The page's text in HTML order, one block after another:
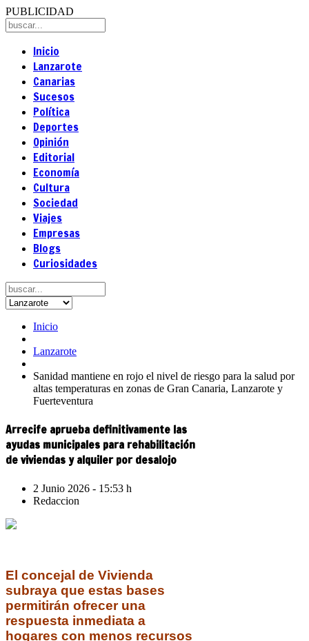
PUBLICIDAD
Inicio
Lanzarote
Canarias
Sucesos
Política
Deportes
Opinión
Editorial
Economía
Cultura
Sociedad
Viajes
Empresas
Blogs
Curiosidades
Inicio
Lanzarote
Sanidad mantiene en rojo el nivel de riesgo para la salud por
altas temperaturas en zonas de Gran Canaria, Lanzarote y
Fuerteventura
Arrecife aprueba definitivamente las
ayudas municipales para rehabilitación
de viviendas y alquiler por desalojo
2 Junio 2026 - 15:53 h
Redaccion
El concejal de Vivienda
subraya que estas bases
permitirán ofrecer una
respuesta inmediata a
hogares con menos recursos